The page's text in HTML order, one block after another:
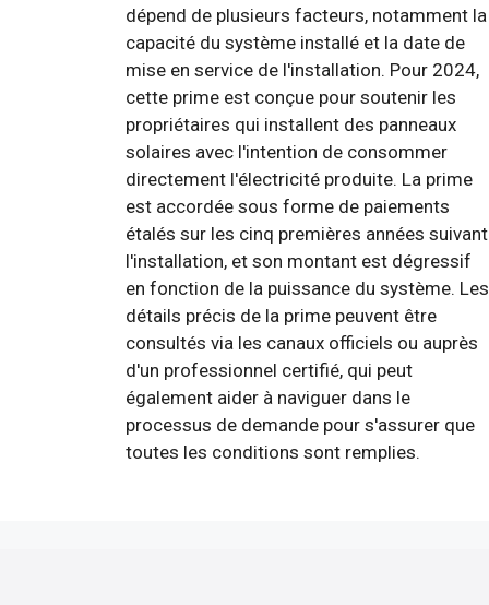
dépend de plusieurs facteurs, notamment la
capacité du système installé et la date de
mise en service de l'installation. Pour 2024,
cette prime est conçue pour soutenir les
propriétaires qui installent des panneaux
solaires avec l'intention de consommer
directement l'électricité produite. La prime
est accordée sous forme de paiements
étalés sur les cinq premières années suivant
l'installation, et son montant est dégressif
en fonction de la puissance du système. Les
détails précis de la prime peuvent être
consultés via les canaux officiels ou auprès
d'un professionnel certifié, qui peut
également aider à naviguer dans le
processus de demande pour s'assurer que
toutes les conditions sont remplies.